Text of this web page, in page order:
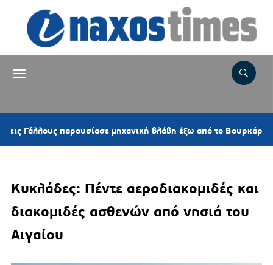
παρουσίασε μηχανική βλάβη έξω από το Βουρκάρι 5
Κυκλάδες: Πέντε αεροδιακομιδές και
διακομιδές ασθενών από νησιά του
Αιγαίου